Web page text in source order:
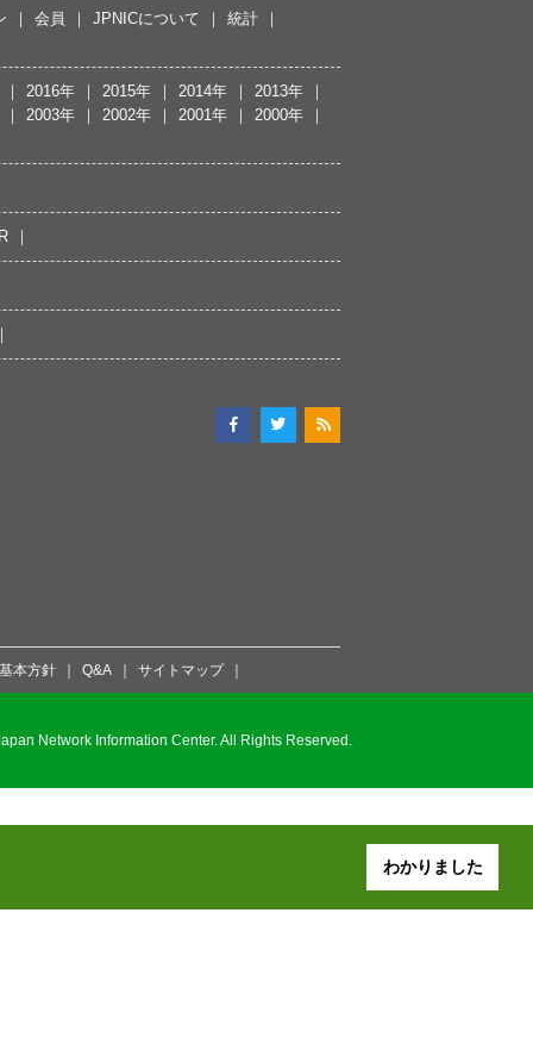
わかりました
会員 JPNICについて 統計
2016年 2015年 2014年
2013年
2003年
2002年 2001年 2000年
本方針 Q&A サイトマップ
Network Information Center. All Rights Reserved.